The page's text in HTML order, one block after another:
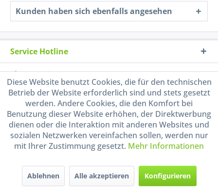
Kunden haben sich ebenfalls angesehen
Service Hotline
Shop Service
Informationen
Handel mit BIO-Weinen
kontrolliert und zertifiziert
durch DE-ÖKO-009
Diese Website benutzt Cookies, die für den technischen
Betrieb der Website erforderlich sind und stets gesetzt
werden. Andere Cookies, die den Komfort bei
Benutzung dieser Website erhöhen, der Direktwerbung
dienen oder die Interaktion mit anderen Websites und
sozialen Netzwerken vereinfachen sollen, werden nur
mit Ihrer Zustimmung gesetzt. Mehr Informationen
Ablehnen Alle akzeptieren Konfigurieren